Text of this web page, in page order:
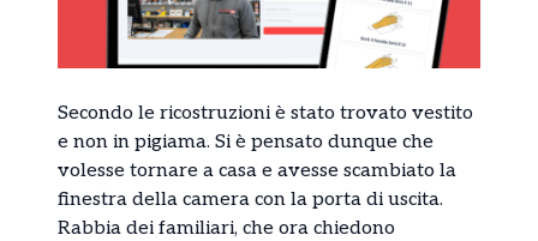
Secondo le ricostruzioni è stato trovato vestito
e non in pigiama. Si è pensato dunque che
volesse tornare a casa e avesse scambiato la
finestra della camera con la porta di uscita.
Rabbia dei familiari, che ora chiedono